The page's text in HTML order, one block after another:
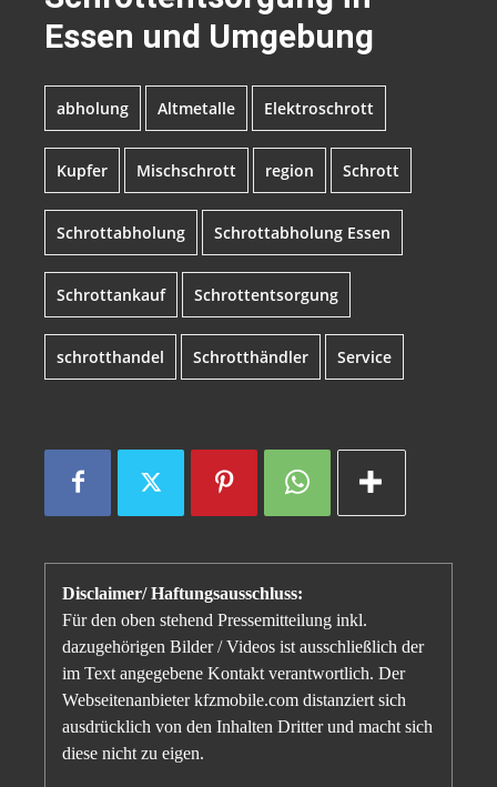
Essen und Umgebung
abholung Altmetalle Elektroschrott
Kupfer Mischschrott region Schrott
Schrottabholung Schrottabholung Essen
Schrottankauf Schrottentsorgung
schrotthandel Schrotthändler Service
Disclaimer/ Haftungsausschluss:
Für den oben stehend Pressemitteilung inkl.
dazugehörigen Bilder / Videos ist ausschließlich der
im Text angegebene Kontakt verantwortlich. Der
Webseitenanbieter kfzmobile.com distanziert sich
ausdrücklich von den Inhalten Dritter und macht sich
diese nicht zu eigen.